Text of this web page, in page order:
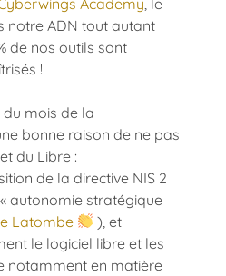
notre ADN tout autant
de nos outils sont
!
du mois de la
bonne raison de ne pas
du Libre :
de la directive NIS 2
autonomie stratégique
Latombe
), et
le logiciel libre et les
notamment en matière